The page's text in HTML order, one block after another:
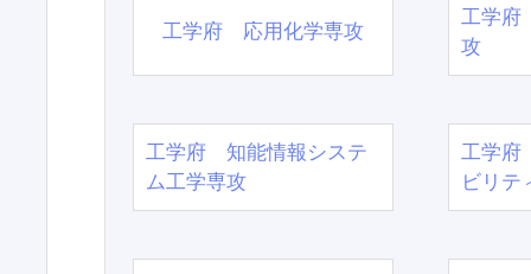
工学府 応用化学専攻
工学府
攻
工学府 知能情報システ
ム工学専攻
工学府
ビリテ